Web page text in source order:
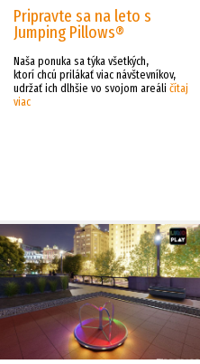
Pripravte sa na leto s
Jumping Pillows®
Naša ponuka sa týka všetkých,
ktorí chcú prilákať viac návštevníkov,
udržať ich dlhšie vo svojom areáli čítaj
viac